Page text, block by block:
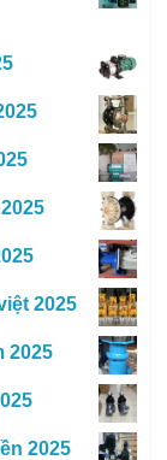
2025
2025
2025